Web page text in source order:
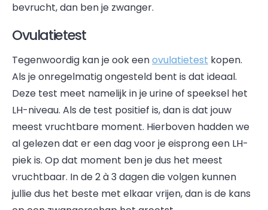
bevrucht, dan ben je zwanger.
Ovulatietest
Tegenwoordig kan je ook eenovulatietest kopen.
Als je onregelmatig ongesteld bent is dat ideaal.
Deze test meet namelijk in je urine of speeksel het
LH-niveau. Als de test positief is, dan is dat jouw
meest vruchtbare moment. Hierboven hadden we
al gelezen dat er een dag voor je eisprong een LH-
piek is. Op dat moment ben je dus het meest
vruchtbaar. In de 2 à 3 dagen die volgen kunnen
jullie dus het beste met elkaar vrijen, dan is de kans